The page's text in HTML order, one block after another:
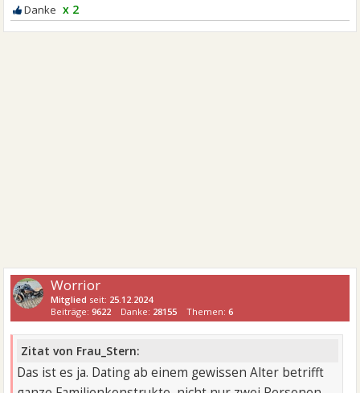
x 2
Worrior
Mitglied seit: 25.12.2024
Beiträge:9622 Danke: 28155 Themen:6
Zitat von Frau_Stern:
Das ist es ja. Dating ab einem gewissen Alter betrifft